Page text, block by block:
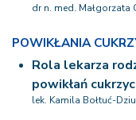
dr n. med.
POWIKŁANIA
Rola lekarza
powikłań
lek. Kamila Bołtuć-